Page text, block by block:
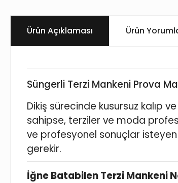
Ürün Açıklaması Ürün
Süngerli Terzi Mankeni Prova
Dikiş sürecinde kusursuz kalıp
sahipse, terziler ve moda
ve profesyonel sonuçlar isteyen
gerekir.
İğne Batabilen Terzi Mankeni